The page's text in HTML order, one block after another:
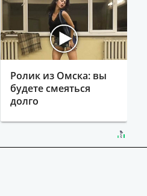
Ролик из Омска: вы
будете смеяться
долго